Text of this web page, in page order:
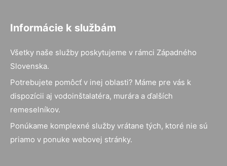
Informácie k službám
Všetky naše služby poskytujeme v rámci Západného
Slovenska.
Potrebujete pomôcť v inej oblasti? Máme pre vás k
dispozícii aj vodoinštalatéra, murára a ďalších
remeselníkov.
Ponúkame komplexné služby vrátane tých, ktoré nie sú
priamo v ponuke webovej stránky.